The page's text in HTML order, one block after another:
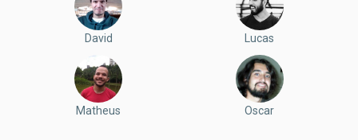
David Lucas
Matheus Oscar